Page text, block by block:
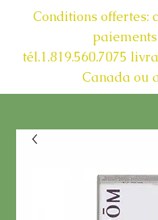
Conditions offertes:
tél.1.819.560.7075
Canada ou